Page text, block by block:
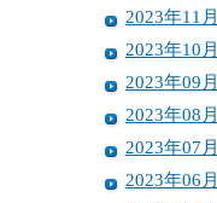
2023年11月
2023年10月
2023年09月
2023年08月
2023年07月
2023年06月